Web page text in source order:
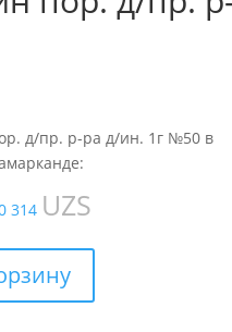
д/пр. р-ра д/ин. 1г №50 в
314 UZS